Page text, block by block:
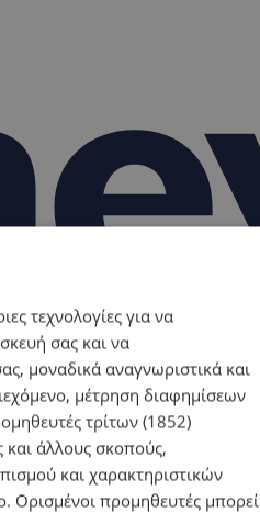
τεχνολογίες για να
σας και να
μοναδικά αναγνωριστικά και
μέτρηση διαφημίσεων
τρίτων (1852)
και άλλους σκοπούς,
και χαρακτηριστικών
Ορισμένοι προμηθευτές μπορεί